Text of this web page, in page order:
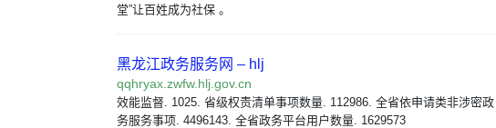
堂”让百姓成为社保 。
黑龙江政务服务网 – hlj
qqhryax.zwfw.hlj.gov.cn
效能监督. 1025. 省级权责清单事项数量. 112986. 全省依申请类非涉密政
务服务事项. 4496143. 全省政务平台用户数量. 1629573